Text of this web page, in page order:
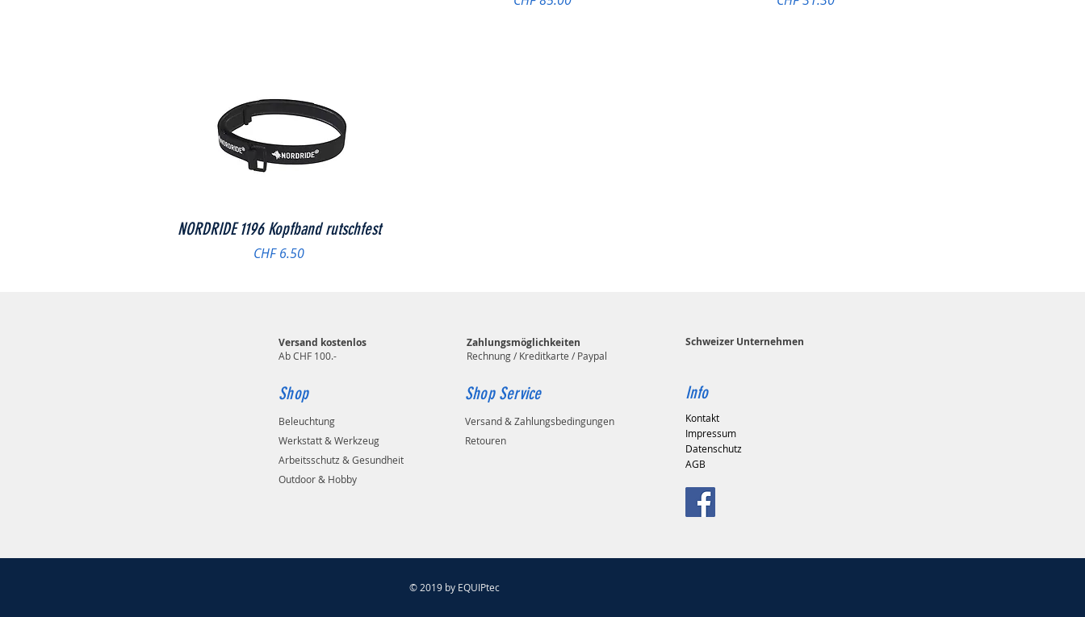
Schnellansicht
NORDRIDE 1196 Kopfband rutschfest
Preis
CHF 6.50
Versand kostenlos
Ab CHF 100.-
Shop
Beleuchtung
Werkstatt & Werkzeug
Arbeitsschutz & Gesundheit
Outdoor & Hobby
Zahlungsmöglichkeiten
Rechnung / Kreditkarte / Paypal
Shop Service
Versand & Zahlungsbedingungen
Retouren
Schweizer Unternehmen
Info
Kontakt
Impressum
Datenschutz
AGB
© 2019 by EQUIPtec